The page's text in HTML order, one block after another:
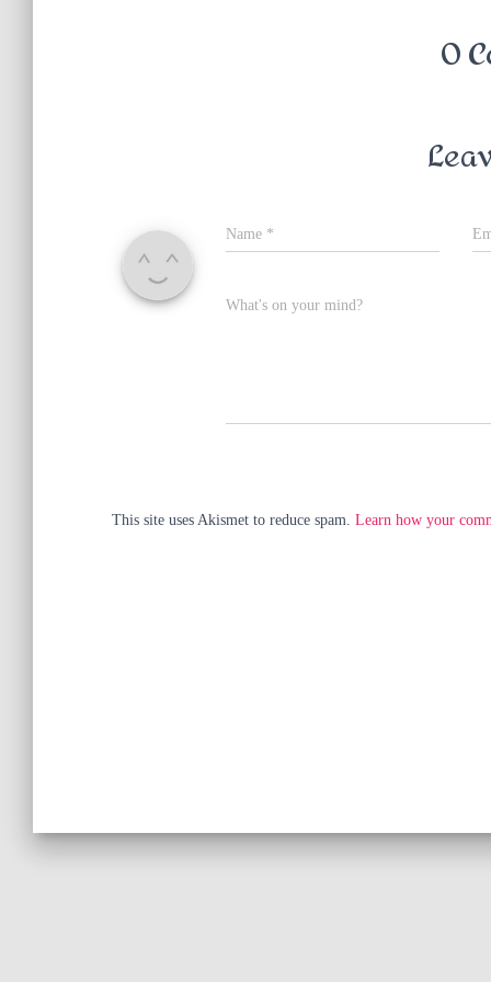
0
Name *
What's on your mind?
This site uses Akismet to reduce spam. Learn how your